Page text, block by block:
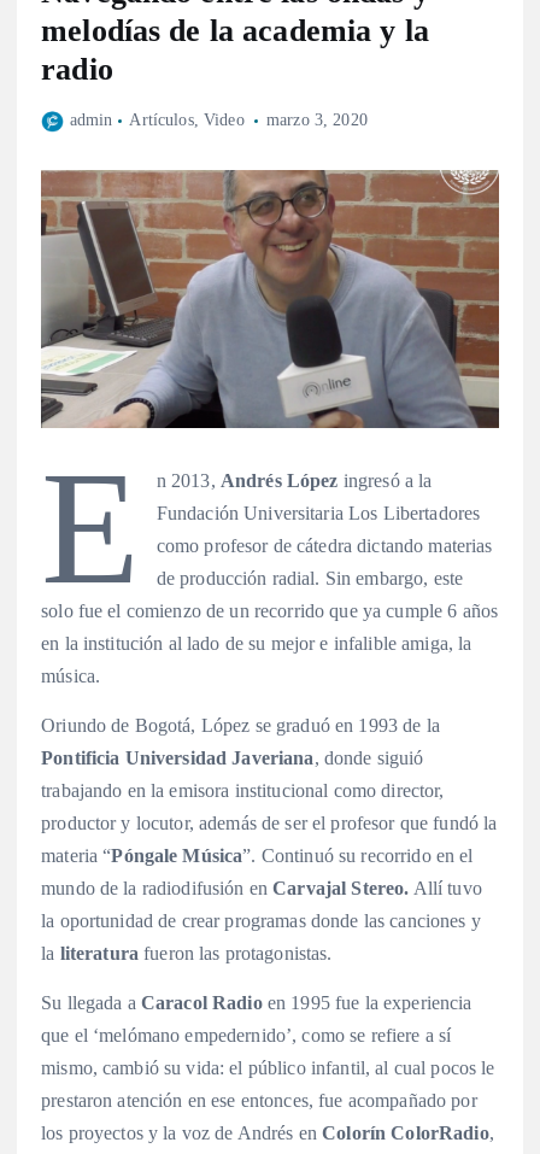
melodías de la academia y la
radio
admin Artículos,Video marzo 3, 2020
E n 2013, Andrés López ingresó a la
Fundación Universitaria Los Libertadores
como profesor de cátedra dictando materias
de producción radial. Sin embargo, este
solo fue el comienzo de un recorrido que ya cumple 6 años
en la institución al lado de su mejor e infalible amiga, la
música.
Oriundo de Bogotá, López se graduó en 1993 de la
Pontificia Universidad Javeriana, donde siguió
trabajando en la emisora institucional como director,
productor y locutor, además de ser el profesor que fundó la
materia “Póngale Música”. Continuó su recorrido en el
mundo de la radiodifusión enCarvajal Stereo. Allí tuvo
la oportunidad de crear programas donde las canciones y
la literaturafueron las protagonistas.
Su llegada a Caracol Radioen 1995 fue la experiencia
que el ‘melómano empedernido’, como se refiere a sí
mismo, cambió su vida: el público infantil, al cual pocos le
prestaron atención en ese entonces, fue acompañado por
los proyectos y la voz de Andrés enColorín ColorRadio,